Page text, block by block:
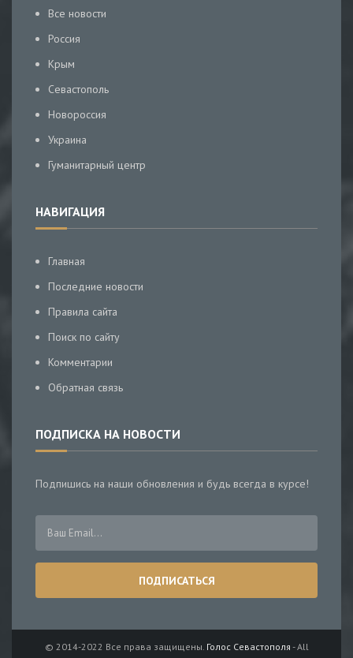
Все новости
Россия
Крым
Севастополь
Новороссия
Украина
Гуманитарный центр
НАВИГАЦИЯ
Главная
Последние новости
Правила сайта
Поиск по сайту
Комментарии
Обратная связь
ПОДПИСКА НА НОВОСТИ
Подпишись на наши обновления и будь всегда в курсе!
© 2014-2022 Все права защищены. Голос Севастополя - All